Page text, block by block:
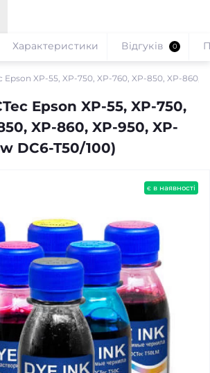
Epson XP-55, XP-750, XP-760, XP-850, XP-860,
Epson XP-55, XP-750,
XP-860, XP-950, XP-
DC6-T50/100)
Характеристики Відгуків 0
є в наявності